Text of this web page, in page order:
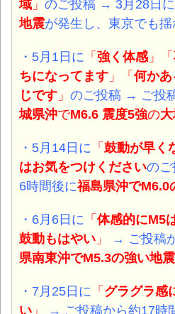
域 」 のご投稿 → 3月28日 に
地震が発生し、東京でも揺
・5月1日 に 「 強く体感 」「
ちになってます 」「 何か
じです 」 のご投稿 → ご投
城県沖でM6.6 震度5強の
・5月14日 に 「 鼓動が早く
はお気をつけくださいの
6時間後に福島県沖でM6.0
・6月6日 に 「 体感的にM5
鼓動もはやい 」 → ご投稿
県南東沖でM5.3の強い地震
・7月25日 に 「 グラグラ感
い 」 → ご投稿から約17時